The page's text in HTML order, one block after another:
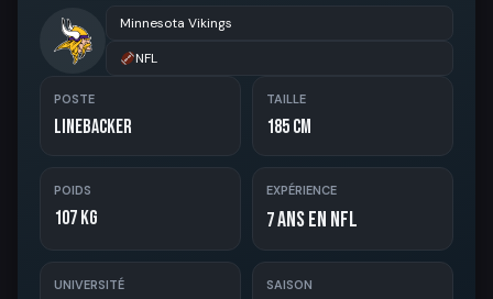
Minnesota Vikings
NFL
POSTE
Linebacker
TAILLE
185 cm
POIDS
107 kg
EXPÉRIENCE
7ans en NFL
UNIVERSITÉ SAISON